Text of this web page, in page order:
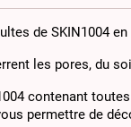
de SKIN1004
les pores, du
contenant
permettre de